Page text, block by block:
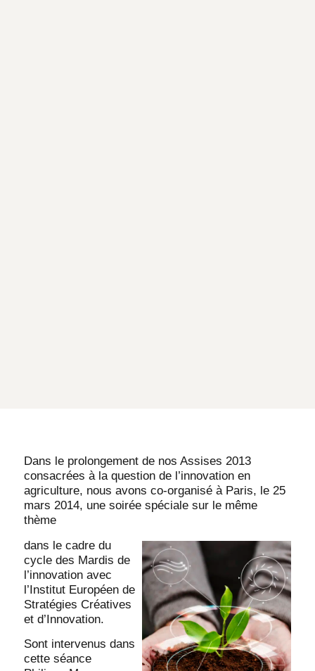
Dans le prolongement de nos Assises 2013
consacrées à la question de l’innovation en
agriculture, nous avons co-organisé à Paris, le 25
mars 2014, une soirée spéciale sur le même
thème
dans le cadre du
cycle des Mardis de
l’innovation avec
l’Institut Européen de
Stratégies Créatives
et d’Innovation.
Sont intervenus dans
cette séance